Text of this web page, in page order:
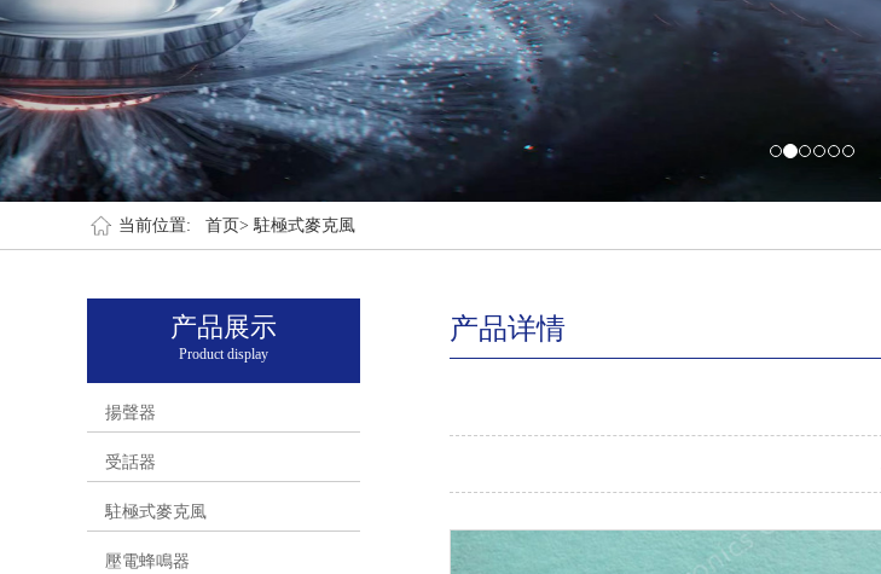
当前位置: 首页> 駐極式麥克風
产品展示
Product display
揚聲器
受話器
駐極式麥克風
壓電蜂鳴器
产品详情